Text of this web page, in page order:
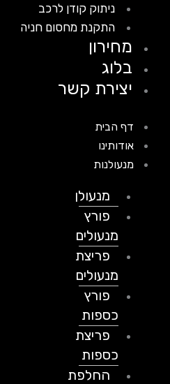
ניתוק קודן לרכב
התקנת מחסום חניה
מחירון
בלוג
יצירת קשר
דף הבית
אודותינו
מנעולנות
מנעולן
פורץ
מנעולים
פריצת
מנעולים
פורץ
כספות
פריצת
כספות
החלפת